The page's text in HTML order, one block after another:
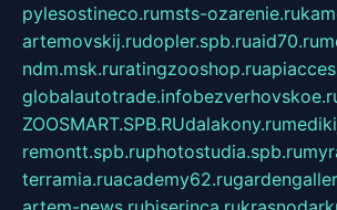
pylesostineco.rumsts-ozarenie.ru
artemovskij.rudopler.spb.ruaid70.ru
ndm.msk.ruratingzooshop.ru
globalautotrade.info
ZOOSMART.SPB.RUdalakony.ru
remontt.spb.ruphotostudia.spb.ru
terramia.ruacademy62.ru